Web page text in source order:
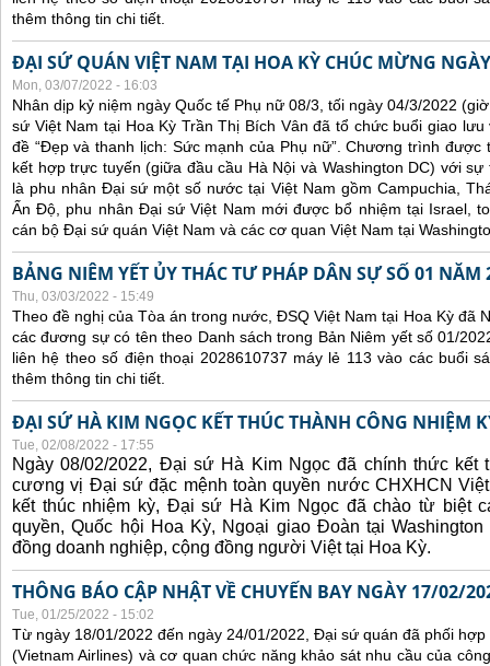
thêm thông tin chi tiết.
ĐẠI SỨ QUÁN VIỆT NAM TẠI HOA KỲ CHÚC MỪNG
Mon, 03/07/2022 - 16:03
Nhân dịp kỷ niệm ngày Quốc tế Phụ nữ 08/3, tối ngày 04/3/2022
sứ Việt Nam tại Hoa Kỳ Trần Thị Bích Vân đã tổ chức buổi giao
đề “Đẹp và thanh lịch: Sức mạnh của Phụ nữ”. Chương trình
kết hợp trực tuyến (giữa đầu cầu Hà Nội và Washington DC) với
là phu nhân Đại sứ một số nước tại Việt Nam gồm Campuchia,
Ấn Độ, phu nhân Đại sứ Việt Nam mới được bổ nhiệm tại Israel,
cán bộ Đại sứ quán Việt Nam và các cơ quan Việt Nam tại
BẢNG NIÊM YẾT ỦY THÁC TƯ PHÁP DÂN SỰ SỐ 01 NĂM
Thu, 03/03/2022 - 15:49
Theo đề nghị của Tòa án trong nước, ĐSQ Việt Nam tại Hoa Kỳ đã
các đương sự có tên theo Danh sách trong Bản Niêm yết số 01/
liên hệ theo số điện thoại 2028610737 máy lẻ 113 vào các buổi
thêm thông tin chi tiết.
ĐẠI SỨ HÀ KIM NGỌC KẾT THÚC THÀNH CÔNG NHIỆM
Tue, 02/08/2022 - 17:55
Ngày 08/02/2022, Đại sứ Hà Kim Ngọc đã chính thức kết
cương vị Đại sứ đặc mệnh toàn quyền nước CHXHCN
kết thúc nhiệm kỳ, Đại sứ Hà Kim Ngọc đã chào từ biệt
quyền, Quốc hội Hoa Kỳ, Ngoại giao Đoàn tại
đồng doanh nghiệp, cộng đồng người Việt tại Hoa Kỳ.
THÔNG BÁO CẬP NHẬT VỀ CHUYẾN BAY NGÀY 17/02/
Tue, 01/25/2022 - 15:02
Từ ngày 18/01/2022 đến ngày 24/01/2022, Đại sứ quán đã phối
(Vietnam Airlines) và cơ quan chức năng khảo sát nhu cầu của